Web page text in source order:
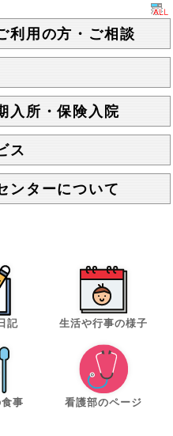
利用の方・ご相談
入所・保険入院
ス
ンターについて
記 生活や行事の様子
事 看護部のページ